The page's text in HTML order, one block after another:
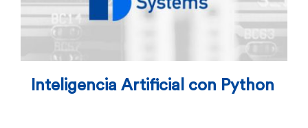
Inteligencia Artificial con Python